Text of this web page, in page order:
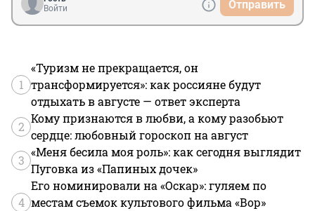
Войти
Отправить
1
«Туризм не прекращается, он
трансформируется»: как россияне будут
отдыхать в августе — ответ эксперта
2
Кому признаются в любви, а кому разобьют
сердце: любовный гороскоп на август
3
«Меня бесила моя роль»: как сегодня выглядит
Пуговка из «Папиных дочек»
4
Его номинировали на «Оскар»: гуляем по
местам съемок культового фильма «Вор»